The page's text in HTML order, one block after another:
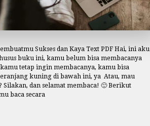
Sukses dan Kaya Text PDF Hai, ini aku
buku ini, kamu belum bisa membacanya
tetap ingin membacanya, kamu bisa
kuning di bawah ini, ya Atau, mau
dan selamat membaca! 🙂 Berikut
baca secara